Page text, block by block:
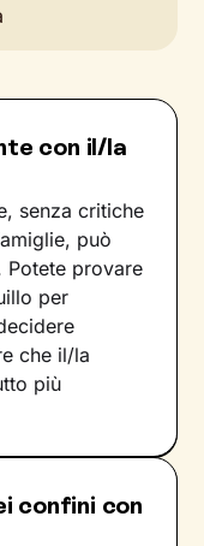
con il/la
senza critiche
può
Potete provare
per
che il/la
più
confini con